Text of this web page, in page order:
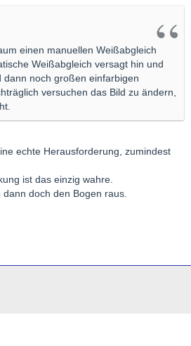
einen manuellen Weißabgleich
Weißabgleich versagt hin und
dann noch großen einfarbigen
versuchen das Bild zu ändern,
echte Herausforderung, zumindest
ist das einzig wahre.
doch den Bogen raus.